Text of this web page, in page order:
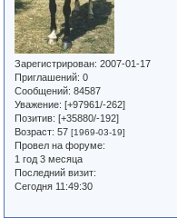
Зарегистрирован: 2007-01-17
Приглашений: 0
Сообщений: 84587
Уважение: [+97961/-262]
Позитив: [+35880/-192]
Возраст: 57[1969-03-19]
Провел на форуме:
1 год 3 месяца
Последний визит:
Сегодня 11:49:30